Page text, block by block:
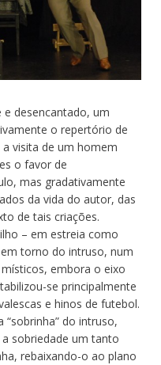
desencantado, um
o repertório de
visita de um homem
o favor de
mas gradativamente
da vida do autor, das
de tais criações.
– em estreia como
torno do intruso, num
embora o eixo
se principalmente
e hinos de futebol.
do intruso,
sobriedade um tanto
rebaixando-o ao plano